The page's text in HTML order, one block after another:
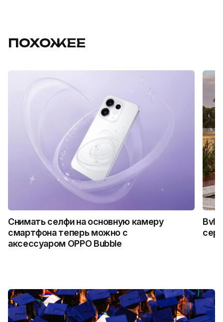
ПОХОЖЕЕ
Снимать селфи на основную камеру
смартфона теперь можно с
аксессуаром OPPO Bubble